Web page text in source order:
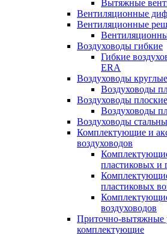
Вытяжные
Вентиляционные
Вентиляционные
Воздуховоды гибкие
Гибкие
ERA
Воздуховоды
Воздуховоды
Воздуховоды
Воздуховоды
Воздуховоды
Комплектующие и
воздуховодов
пластиковых и
пластиковых
воздуховодов
Приточно-вытяжные
комплектующие